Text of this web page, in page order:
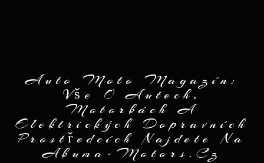
Auto Moto Magazín:
Vše O Autech,
Motorkách A
Elektrických Dopravních
Prostředcích Najdete Na
Akuma-Motors.cz